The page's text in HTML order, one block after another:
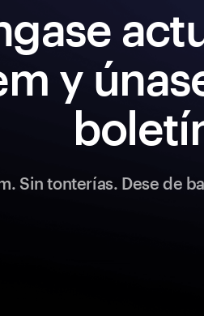
y
Sin tonterías. Dese de